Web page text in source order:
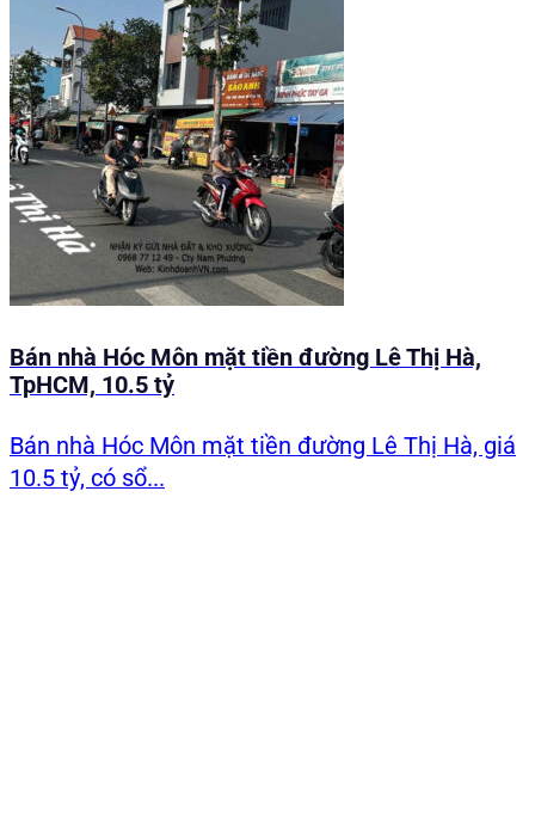
Bán nhà Hóc Môn mặt tiền đường Lê Thị Hà,
TpHCM, 10.5 tỷ
Bán nhà Hóc Môn mặt tiền đường Lê Thị Hà, giá
10.5 tỷ, có sổ...